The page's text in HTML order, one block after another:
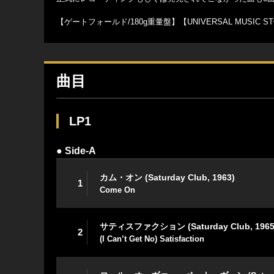
【ゲートフォールド/180g重量盤】【UNIVERSAL MUSIC
曲目
LP1
● Side-A
1
カム・オン (Saturday Club, 1963)
Come On
2
サティスファクション (Saturday Club,
(I Can’t Get No) Satisfaction